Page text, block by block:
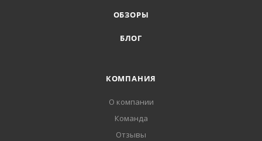
ОБЗОРЫ
БЛОГ
КОМПАНИЯ
О компании
Команда
Отзывы